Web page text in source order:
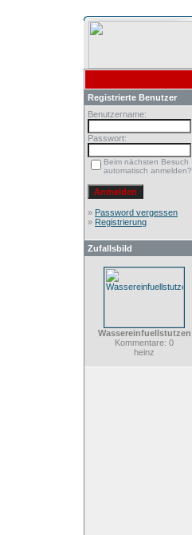
Registrierte Benutzer
Benutzername:
Passwort:
Beim nächsten Besuch
automatisch anmelden?
» Password vergessen
» Registrierung
Zufallsbild
Wassereinfuellstutzen
Kommentare: 0
heinz